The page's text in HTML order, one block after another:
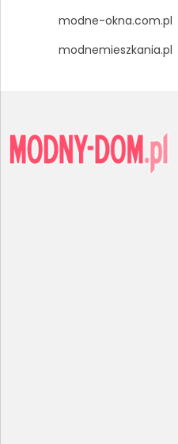
modne-okna.com.pl
modnemieszkania.pl